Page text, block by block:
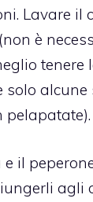
Lavare il
è
tenere
solo alcune
il
agli